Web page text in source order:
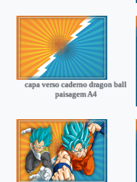
capa verso caderno dragon ball
paisagem A4